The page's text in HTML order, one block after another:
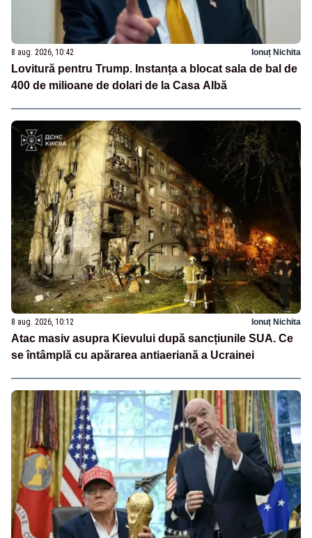
8 aug. 2026, 10:42 Ionuț Nichita
Lovitură pentru Trump. Instanța a blocat sala de bal de
400 de milioane de dolari de la Casa Albă
8 aug. 2026, 10:12 Ionuț Nichita
Atac masiv asupra Kievului după sancțiunile SUA. Ce
se întâmplă cu apărarea antiaeriană a Ucrainei